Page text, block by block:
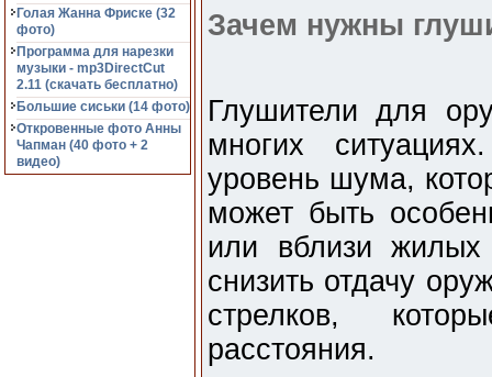
Голая Жанна Фриске (32
фото)
Программа для нарезки
музыки - mp3DirectCut
2.11 (cкачать бесплатно)
Большие сиськи (14 фото)
Откровенные фото Анны
Чапман (40 фото + 2
видео)
Зачем нужны
Глушители для
многих
уровень шума,
может быть
или вблизи
снизить отдачу
стрелков,
расстояния.